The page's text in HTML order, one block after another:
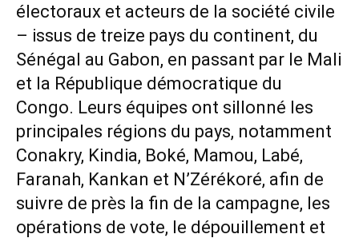
électoraux et acteurs de la société civile
– issus de treize pays du continent, du
Sénégal au Gabon, en passant par le Mali
et la République démocratique du
Congo. Leurs équipes ont sillonné les
principales régions du pays, notamment
Conakry, Kindia, Boké, Mamou, Labé,
Faranah, Kankan et N’Zérékoré, afin de
suivre de près la fin de la campagne, les
opérations de vote, le dépouillement et